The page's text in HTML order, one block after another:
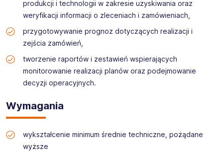
produkcji i technologii w zakresie uzyskiwania oraz
weryfikacji informacji o zleceniach i zamówieniach,
przygotowywanie prognoz dotyczących realizacji i
zejścia zamówień,
tworzenie raportów i zestawień wspierających
monitorowanie realizacji planów oraz podejmowanie
decyzji operacyjnych.
Wymagania
wykształcenie minimum średnie techniczne, pożądane
wyższe